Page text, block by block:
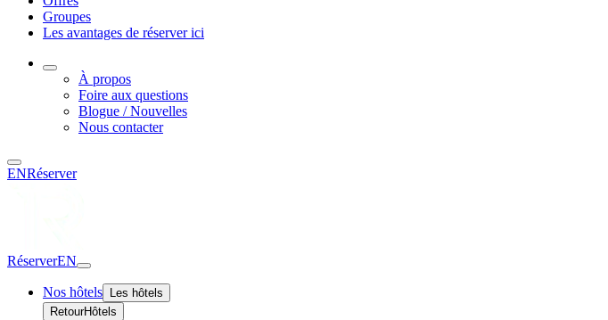
Groupes
Les avantages de réserver ici
À propos
Foire aux questions
Blogue / Nouvelles
Nous contacter
ENRéserver
RéserverEN
Nos hôtels
Les hôtels
RetourHôtels